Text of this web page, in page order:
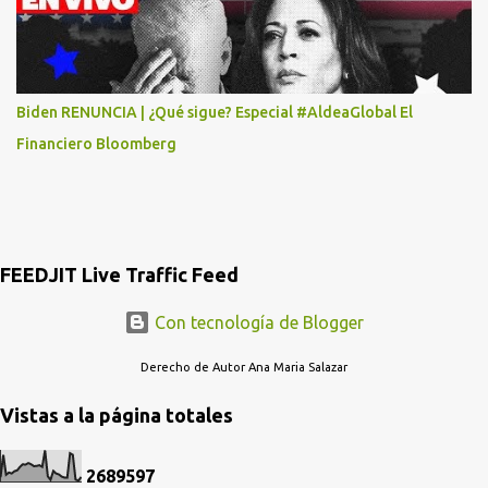
MASTER CARD Y DICEN QUE NO...
Biden RENUNCIA | ¿Qué sigue? Especial #AldeaGlobal El
Financiero Bloomberg
FEEDJIT Live Traffic Feed
Con tecnología de Blogger
Derecho de Autor Ana Maria Salazar
Vistas a la página totales
2689597